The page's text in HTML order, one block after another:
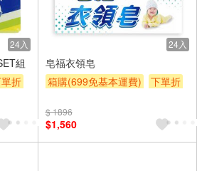
24入
組
折
24入
皂福衣領皂
箱購(699免基本運費)
下單折
$ 1896
$1,560